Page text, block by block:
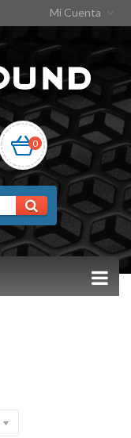
Mi Cuenta
0